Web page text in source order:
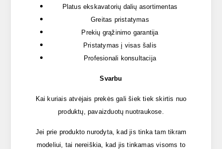
Platus ekskavatorių dalių asortimentas
Greitas pristatymas
Prekių grąžinimo garantija
Pristatymas į visas šalis
Profesionali konsultacija
Svarbu
Kai kuriais atvėjais prekės gali šiek tiek skirtis nuo
produktų, pavaizduotų nuotraukose.
Jei prie produkto nurodyta, kad jis tinka tam tikram
modeliui, tai nereiškia, kad jis tinkamas visoms to